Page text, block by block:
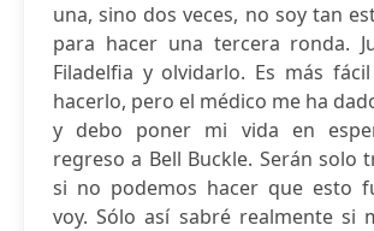
una, sino dos veces, no soy tan
para hacer una tercera ronda.
Filadelfia y olvidarlo. Es más
hacerlo, pero el médico me ha
y debo poner mi vida en
regreso a Bell Buckle. Serán solo
si no podemos hacer que esto
voy. Sólo así sabré realmente si